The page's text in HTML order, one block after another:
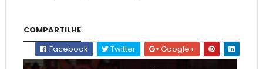
COMPARTILHE
Facebook
Twitter Google+